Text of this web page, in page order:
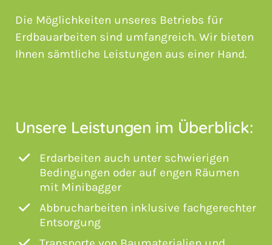
Die Möglichkeiten unseres Betriebs für
Erdbauarbeiten sind umfangreich. Wir bieten
Ihnen sämtliche Leistungen aus einer Hand.
Unsere Leistungen im Überblick:
Erdarbeiten auch unter schwierigen
Bedingungen oder auf engen Räumen
mit Minibagger
Abbrucharbeiten inklusive fachgerechter
Entsorgung